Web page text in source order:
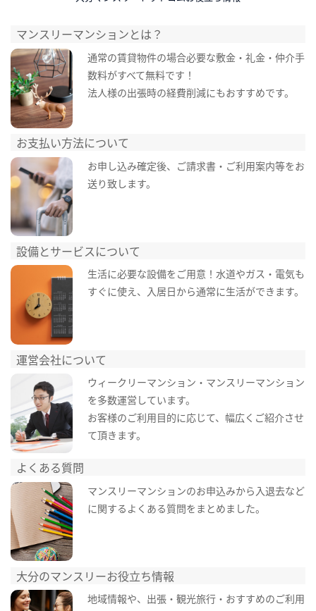
マンスリーマンションとは？
通常の賃貸物件の場合必要な敷金・礼金・仲介手
数料がすべて無料です！
法人様の出張時の経費削減にもおすすめです。
お支払い方法について
お申し込み確定後、ご請求書・ご利用案内等をお
送り致します。
設備とサービスについて
生活に必要な設備をご用意！水道やガス・電気も
すぐに使え、入居日から通常に生活ができます。
運営会社について
ウィークリーマンション・マンスリーマンション
を多数運営しています。
お客様のご利用目的に応じて、幅広くご紹介させ
て頂きます。
よくある質問
マンスリーマンションのお申込みから入退去など
に関するよくある質問をまとめました。
大分のマンスリーお役立ち情報
地域情報や、出張・観光旅行・おすすめのご利用